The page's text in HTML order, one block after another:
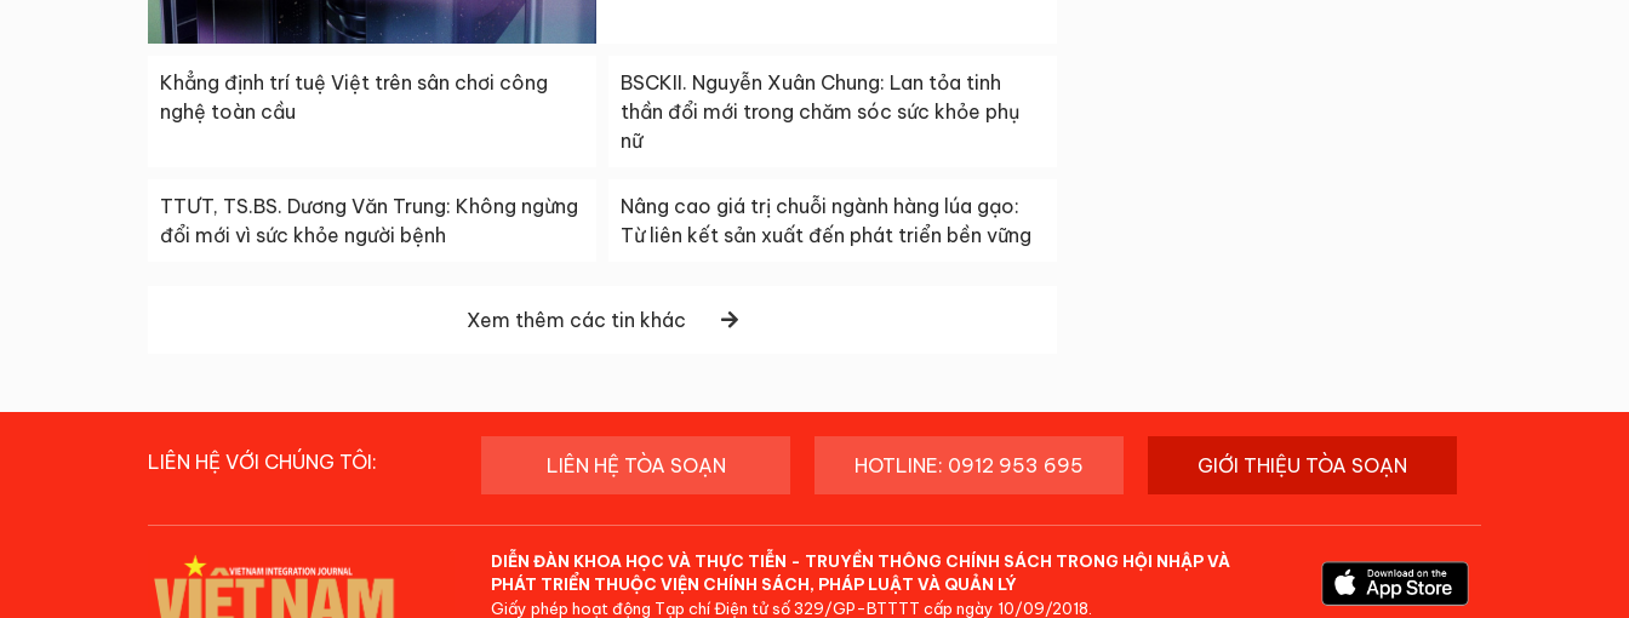
Khẳng định trí tuệ Việt trên sân chơi công
nghệ toàn cầu
BSCKII. Nguyễn Xuân Chung: Lan tỏa tinh
thần đổi mới trong chăm sóc sức khỏe phụ
nữ
TTƯT, TS.BS. Dương Văn Trung: Không ngừng
đổi mới vì sức khỏe người bệnh
Nâng cao giá trị chuỗi ngành hàng lúa gạo:
Từ liên kết sản xuất đến phát triển bền vững
Xem thêm các tin khác
LIÊN HỆ VỚI CHÚNG TÔI: LIÊN HỆ TÒA SOẠN HOTLINE: 0912 953 695 GIỚI THIỆU TÒA SOẠN
DIỄN ĐÀN KHOA HỌC VÀ THỰC TIỄN - TRUYỀN THÔNG CHÍNH SÁCH TRONG HỘI NHẬP VÀ
PHÁT TRIỂN THUỘC VIỆN CHÍNH SÁCH, PHÁP LUẬT VÀ QUẢN LÝ
Giấy phép hoạt động Tạp chí Điện tử số 329/GP-BTTTT cấp ngày 10/09/2018.